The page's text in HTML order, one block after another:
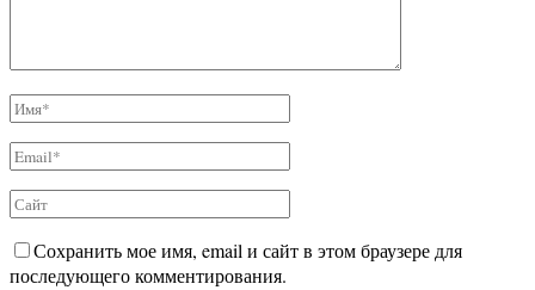
Сохранить мое имя, email и сайт в этом браузере для
последующего комментирования.